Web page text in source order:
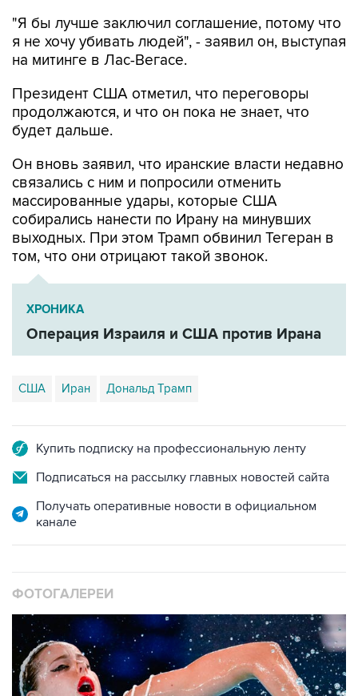
"Я бы лучше заключил соглашение, потому что
я не хочу убивать людей", - заявил он, выступая
на митинге в Лас-Вегасе.
Президент США отметил, что переговоры
продолжаются, и что он пока не знает, что
будет дальше.
Он вновь заявил, что иранские власти недавно
связались с ним и попросили отменить
массированные удары, которые США
собирались нанести по Ирану на минувших
выходных. При этом Трамп обвинил Тегеран в
том, что они отрицают такой звонок.
ХРОНИКА
Операция Израиля и США против Ирана
США Иран Дональд Трамп
Купить подписку на профессиональную ленту
Подписаться на рассылку главных новостей сайта
Получать оперативные новости в официальном
канале
ФОТОГАЛЕРЕИ